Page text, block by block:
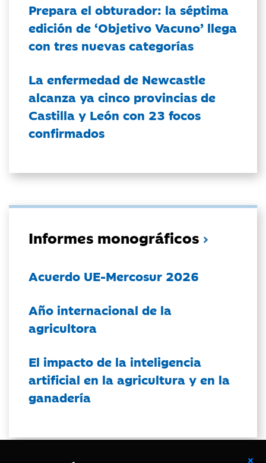
Prepara el obturador: la séptima
edición de ‘Objetivo Vacuno’ llega
con tres nuevas categorías
La enfermedad de Newcastle
alcanza ya cinco provincias de
Castilla y León con 23 focos
confirmados
Informes monográficos
Acuerdo UE-Mercosur 2026
Año internacional de la
agricultora
El impacto de la inteligencia
artificial en la agricultura y en la
ganadería